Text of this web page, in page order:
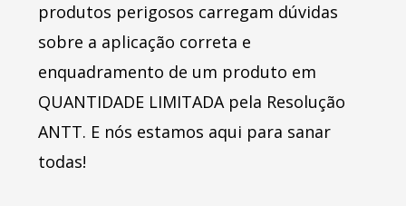
produtos perigosos carregam dúvidas
sobre a aplicação correta e
enquadramento de um produto em
QUANTIDADE LIMITADA pela Resolução
ANTT. E nós estamos aqui para sanar
todas!